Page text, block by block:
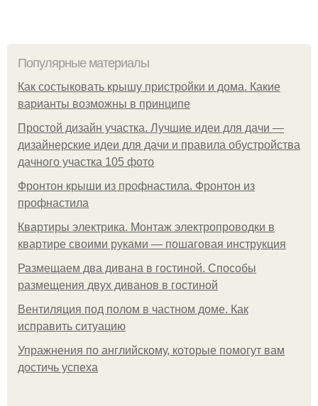
Популярные материалы
Как состыковать крышу пристройки и дома. Какие
варианты возможны в принципе
Простой дизайн участка. Лучшие идеи для дачи —
дизайнерские идеи для дачи и правила обустройства
дачного участка 105 фото
Фронтон крыши из профнастила. Фронтон из
профнастила
Квартиры электрика. Монтаж электропроводки в
квартире своими руками — пошаговая инструкция
Размещаем два дивана в гостиной. Способы
размещения двух диванов в гостиной
Вентиляция под полом в частном доме. Как
исправить ситуацию
Упражнения по английскому, которые помогут вам
достичь успеха